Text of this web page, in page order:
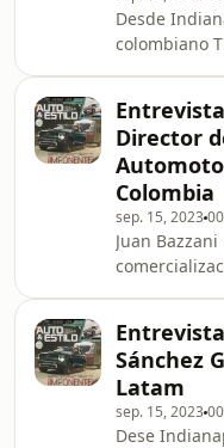
Desde
colombiano
Director
Colombia
sep. 15, 2023
Juan
Sánchez
Latam
sep. 15, 2023
Dese